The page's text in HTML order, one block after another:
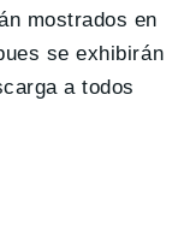
mostrados en
se exhibirán
a todos